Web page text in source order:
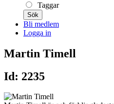
Taggar
Sök
Bli medlem
Logga in
Martin Timell
Id: 2235